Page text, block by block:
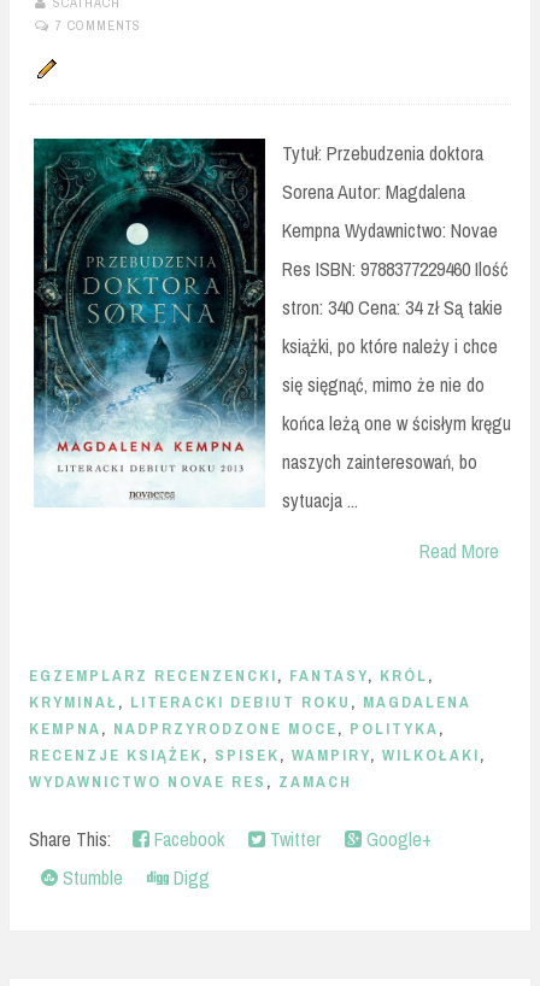
7 COMMENTS
Tytuł: Przebudzenia doktora
Sorena Autor: Magdalena
Kempna Wydawnictwo: Novae
Res ISBN: 9788377229460 Ilość
stron: 340 Cena: 34 zł Są takie
książki, po które należy i chce
się sięgnąć, mimo że nie do
końca leżą one w ścisłym kręgu
naszych zainteresowań, bo
sytuacja ...
Read More
EGZEMPLARZ RECENZENCKI, FANTASY, KRÓL,
KRYMINAŁ, LITERACKI DEBIUT ROKU , MAGDALENA
KEMPNA, NADPRZYRODZONE MOCE, POLITYKA,
RECENZJE KSIĄŻEK, SPISEK, WAMPIRY, WILKOŁAKI,
WYDAWNICTWO NOVAE RES , ZAMACH
Share This: Facebook Twitter
Google+
Stumble
Digg